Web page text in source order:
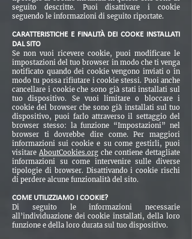
seguito descritte. Puoi disattivare i cookie
seguendo le informazioni di seguito riportate.
CARATTERISTICHE E FINALITÀ DEI COOKE INSTALLATI
DAL SITO
Se non vuoi ricevere cookie, puoi modificare le
impostazioni del tuo browser in modo che ti venga
notificato quando dei cookie vengono inviati o in
modo tu possa rifiutare i cookie stessi. Puoi anche
cancellare i cookie che sono già stati installati sul
tuo dispositivo. Se vuoi limitare o bloccare i
cookie del browser che sono già installati sul tuo
dispositivo, puoi farlo attraverso il settaggio del
browser stesso: la funzione “Impostazioni” nel
browser ti dovrebbe dire come. Per maggiori
informazioni sui cookie e su come gestirli, puoi
visitare AboutCookies.org che contiene dettagliate
informazioni su come intervenire sulle diverse
tipologie di browser. Disattivando i cookie rischi
di perdere alcune funzionalità del sito.
COME UTILIZZIAMO I COOKIE?
Di seguito le informazioni necessarie
all’individuazione dei cookie installati, della loro
funzione e della loro durata sul tuo dispositivo.